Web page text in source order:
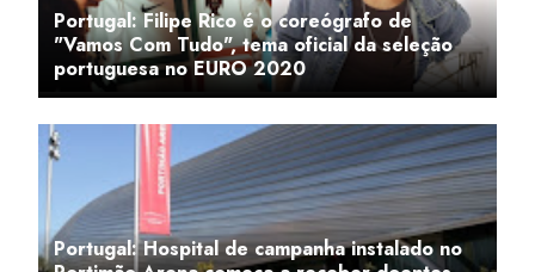
Portugal: Filipe Rico é o coreógrafo de
"Vamos Com Tudo", tema oficial da seleção
portuguesa no EURO 2020
Portugal: Hospital de campanha instalado no